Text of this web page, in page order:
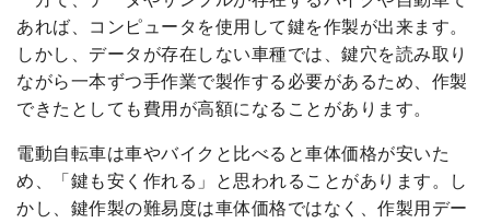
あれば、コンピュータを使用して鍵を作製が出来ます。
しかし、データが存在しない車種では、鍵穴を読み取り
ながら一本ずつ手作業で製作する必要があるため、作製
できたとしても費用が高額になることがあります。
電動自転車は車やバイクと比べると車体価格が安いた
め、「鍵も安く作れる」と思われることがあります。し
かし、鍵作製の難易度は車体価格ではなく、作製用デー